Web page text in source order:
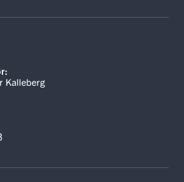
Kalleberg